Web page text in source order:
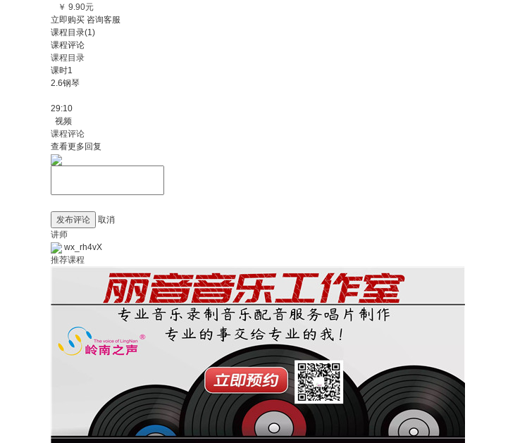
￥ 9.90元
立即购买 咨询客服
课程目录(1)
课程评论
课程目录
课时1
2.6钢琴
29:10
视频
课程评论
查看更多回复
发布评论
取消
讲师
wx_rh4vX
推荐课程